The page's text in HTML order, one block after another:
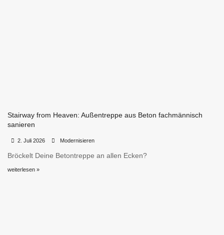
Stairway from Heaven: Außentreppe aus Beton fachmännisch
sanieren
2. Juli 2026 Modernisieren
Bröckelt Deine Betontreppe an allen Ecken?
weiterlesen »